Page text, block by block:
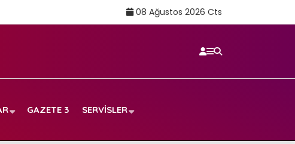
08 Ağustos 2026 Cts
GAZETE 3 SERVISLER